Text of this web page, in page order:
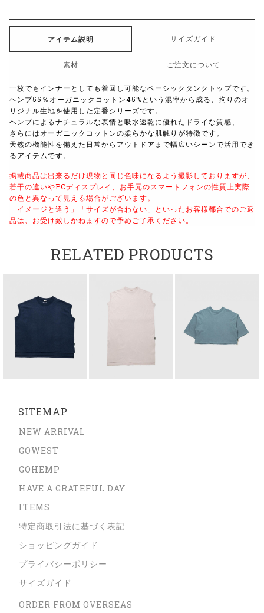
アイテム説明 サイズガイド
素材 ご注文について
一枚でもインナーとしても着回し可能なベーシックタンクトップです。
ヘンプ55 ％オーガニックコットン45%という混率から成る、 拘りのオ
リジナル生地を使用した定番シリーズです。
ヘンプによるナチュラルな表情と吸水速乾に優れたドライな質感、
さらにはオーガニックコットンの柔らかな肌触りが特徴です。
天然の機能性を備えた日常からアウトドアまで幅広いシーンで活用でき
るアイテムです。
掲載商品は出来るだけ現物と同じ色味になるよう撮影しておりますが、
若干の違いやPCディスプレイ、お手元のスマートフォンの性質上実際
の色と異なって見える場合がございます。
「イメージと違う」「サイズが合わない」といったお客様都合でのご返
品は、お受け致しかねますので予めご了承ください。
RELATED PRODUCTS
SITEMAP
NEW ARRIVAL
GOWEST
GOHEMP
HAVE A GRATEFUL DAY
ITEMS
特定商取引法に基づく表記
ショッピングガイド
プライバシーポリシー
サイズガイド
ORDER FROM OVERSEAS